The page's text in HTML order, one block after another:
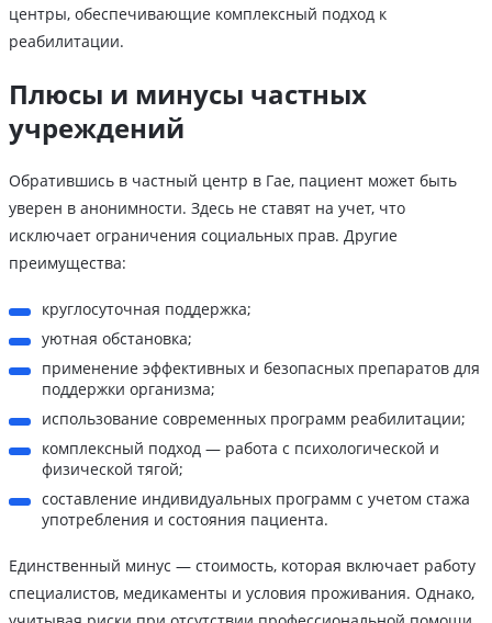
центры, обеспечивающие комплексный подход к
реабилитации.
Плюсы и минусы частных
учреждений
Обратившись в частный центр в Гае, пациент может быть
уверен в анонимности. Здесь не ставят на учет, что
исключает ограничения социальных прав. Другие
преимущества:
круглосуточная поддержка;
уютная обстановка;
применение эффективных и безопасных препаратов для
поддержки организма;
использование современных программ реабилитации;
комплексный подход — работа с психологической и
физической тягой;
составление индивидуальных программ с учетом стажа
употребления и состояния пациента.
Единственный минус — стоимость, которая включает работу
специалистов, медикаменты и условия проживания. Однако,